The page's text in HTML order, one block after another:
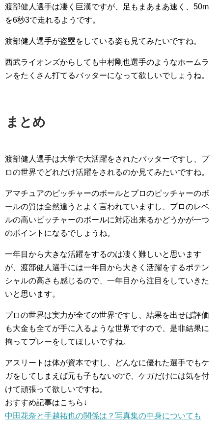
渡部健人選手は凄く巨漢ですが、足もまあまあ速く、50m
を6秒3で走れるようです。
渡部健人選手が盗塁をしている姿も見てみたいですね。
西武ライオンズからしても中村剛也選手のようなホームラ
ンをたくさん打てるバッターになって欲しいでしょうね。
まとめ
渡部健人選手は大学で大活躍をされたバッターですし、プ
ロの世界でどれだけ活躍をされるのか見てみたいですね。
アマチュアのピッチャーのボールとプロのピッチャーのボ
ールの質は全然違うとよく言われていますし、プロのレベ
ルの高いピッチャーのボールに対応出来るかどうかが一つ
のポイントになるでしょうね。
一年目から大きな活躍をするのは凄く難しいと思います
が、渡部健人選手には一年目から大きく活躍をするポテン
シャルの高さも感じるので、一年目から注目をしていきた
いと思います。
プロの世界は実力が全ての世界ですし、結果を出せば評価
も大金も全てが手に入るような世界ですので、是非結果に
拘ってプレーをしてほしいですね。
アスリートは体が資本ですし、どんなに優れた選手でもケ
ガをしてしまえば元も子もないので、ケガだけには気を付
けて頑張って欲しいですね。
おすすめ記事はこちら↓
中田花奈と手越祐也の関係は？写真集の中身についても